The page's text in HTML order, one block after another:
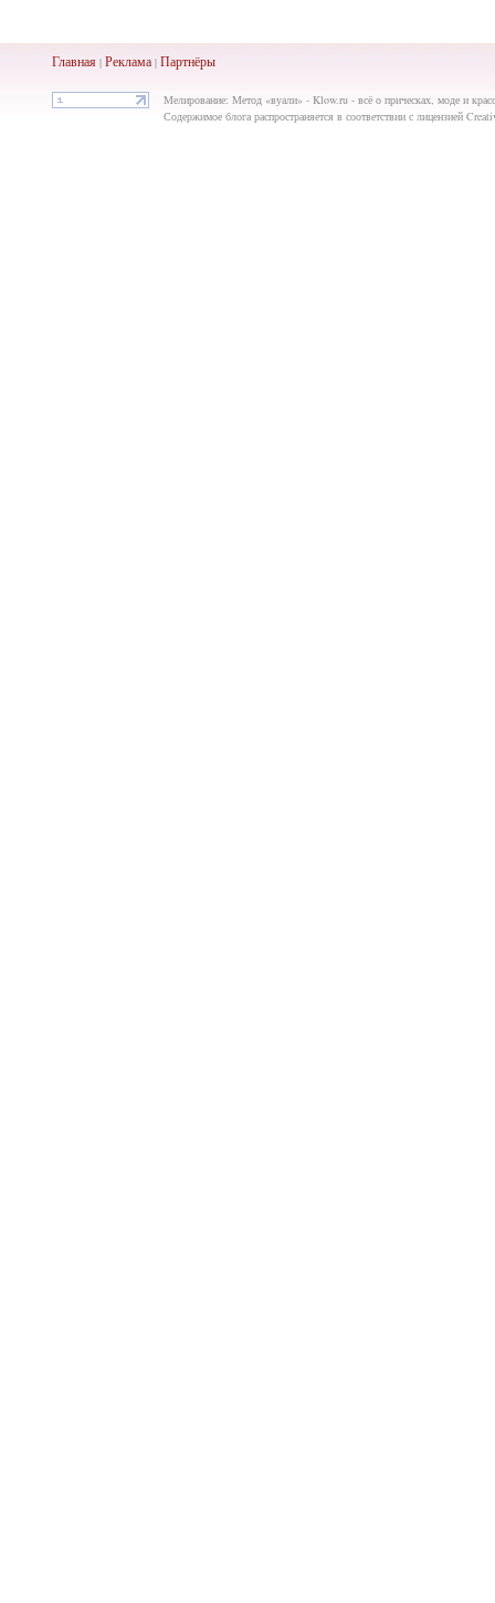
Главная| Реклама| Партнёры
Мелирование: Метод «вуали» - Klow.ru - всё о прическах, моде и
Содержимое блога распространяется в соответствии с лицензией